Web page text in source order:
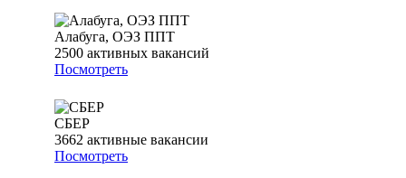
Алабуга, ОЭЗ ППТ
2500 активных вакансий
Посмотреть
СБЕР
3662 активные вакансии
Посмотреть